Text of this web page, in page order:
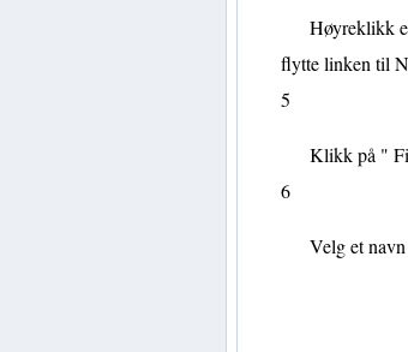
Høyreklikk
flytte linken til
5
Klikk på "
6
Velg et